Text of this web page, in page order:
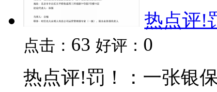
热点评!
点击： 63 好评： 0
热点评!罚！：一张银